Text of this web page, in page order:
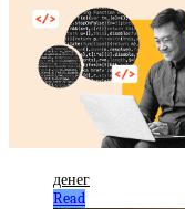
денег
Read